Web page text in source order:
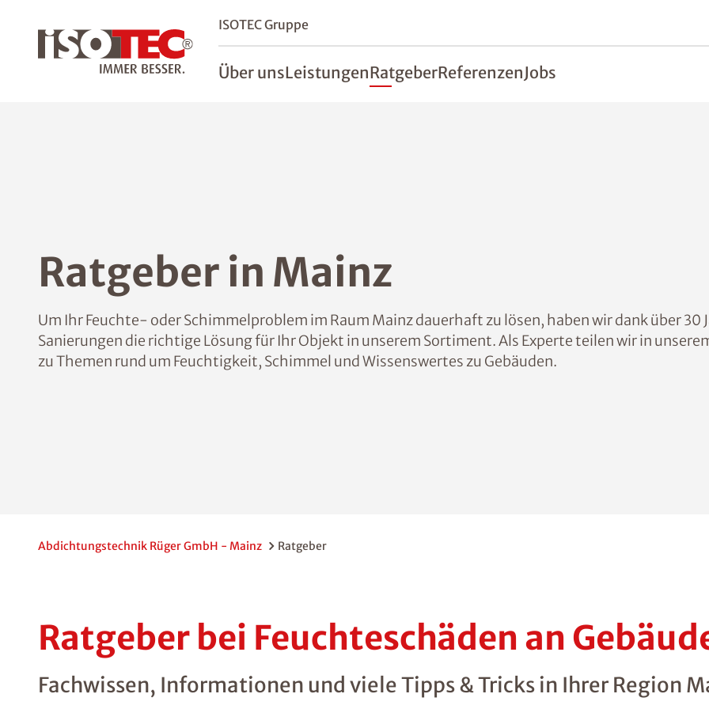
ISOTEC Gruppe
Über unsLeistungenRatgeberReferenzenJobs
Ratgeber in Mainz
Um Ihr Feuchte- oder Schimmelproblem im Raum Mainz dauerhaft zu lösen, haben wir dank über 30
Sanierungen die richtige Lösung für Ihr Objekt in unserem Sortiment. Als Experte teilen wir in
zu Themen rund um Feuchtigkeit, Schimmel und Wissenswertes zu Gebäuden.
Abdichtungstechnik Rüger GmbH - Mainz Ratgeber
Ratgeber bei Feuchteschäden an
Fachwissen, Informationen und viele Tipps & Tricks in Ihrer Region